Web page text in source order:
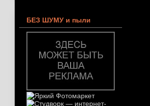
БЕЗ ШУМУ и пыли